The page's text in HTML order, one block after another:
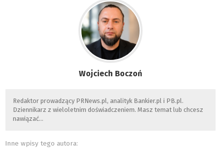
Wojciech Boczoń
Redaktor prowadzący PRNews.pl, analityk Bankier.pl i PB.pl.
Dziennikarz z wieloletnim doświadczeniem. Masz temat lub chcesz
nawiązać…
Inne wpisy tego autora: